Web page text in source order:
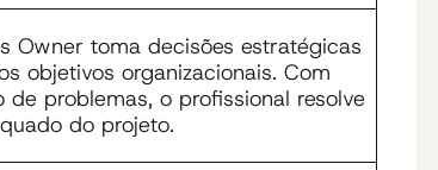
Owner toma decisões estratégicas
objetivos organizacionais. Com
problemas, o profissional resolve
do projeto.